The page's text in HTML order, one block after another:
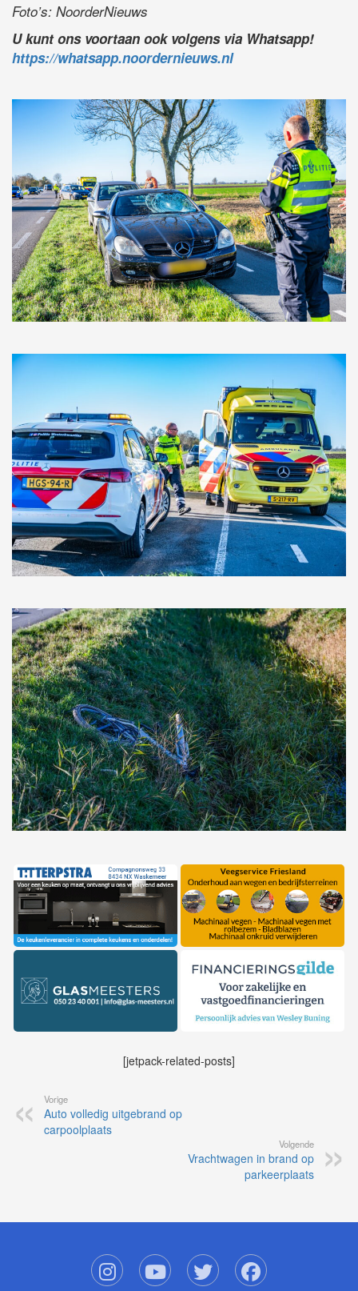
Foto’s: NoorderNieuws
U kunt ons voortaan ook volgens via Whatsapp!
https://whatsapp.noordernieuws.nl
[jetpack-related-posts]
Vorige
Auto volledig uitgebrand op
carpoolplaats
Volgende
Vrachtwagen in brand op
parkeerplaats